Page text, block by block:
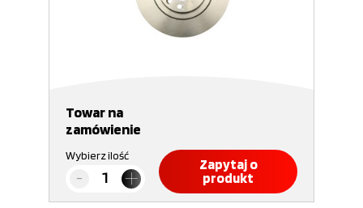
Towar na
zamówienie
Wybierz ilość
Zapytaj o
produkt